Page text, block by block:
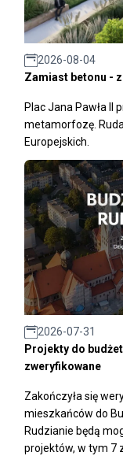
2026-08-04
Zamiast betonu -
Plac Jana Pawła II
metamorfozę.
Europejskich.
2026-07-31
Projekty do
zweryfikowane
Zakończyła się
mieszkańców do
Rudzianie będą
projektów, w tym 7